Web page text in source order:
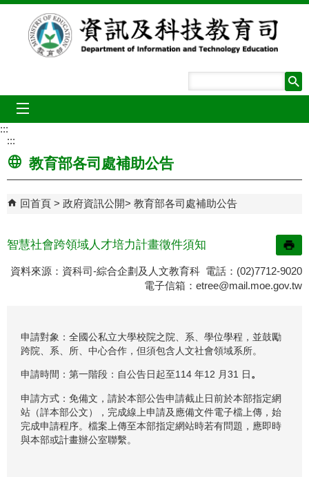
跳到主要內容區塊
:::
:::
教育部各司處補助公告
回首頁 政府資訊公開 教育部各司處補助公告
智慧社會跨領域人才培力計畫徵件須知
資料來源：資科司-綜合企劃及人文教育科 電話：(02)7712-9020
電子信箱： etree@mail.moe.gov.tw
申請對象：全國公私立大學校院之院、系、學位學程，並鼓勵
跨院、系、所、中心合作，但須包含人文社會領域系所。
申請時間：第一階段：自公告日起至114 年12 月31 日。
申請方式：免備文，請於本部公告申請截止日前於本部指定網
站（詳本部公文），完成線上申請及應備文件電子檔上傳，始
完成申請程序。檔案上傳至本部指定網站時若有問題，應即時
與本部或計畫辦公室聯繫。